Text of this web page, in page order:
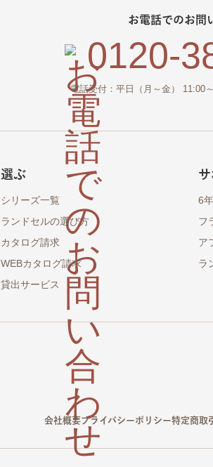
お電話でのお問
0120-
電話受付：平日（月～金） 11:00
選ぶ
シリーズ一覧
ランドセルの選び方
カタログ請求
WEBカタログ請求
貸出サービス
6
フ
ア
ラ
会社概要プライバシーポリシー特定商取